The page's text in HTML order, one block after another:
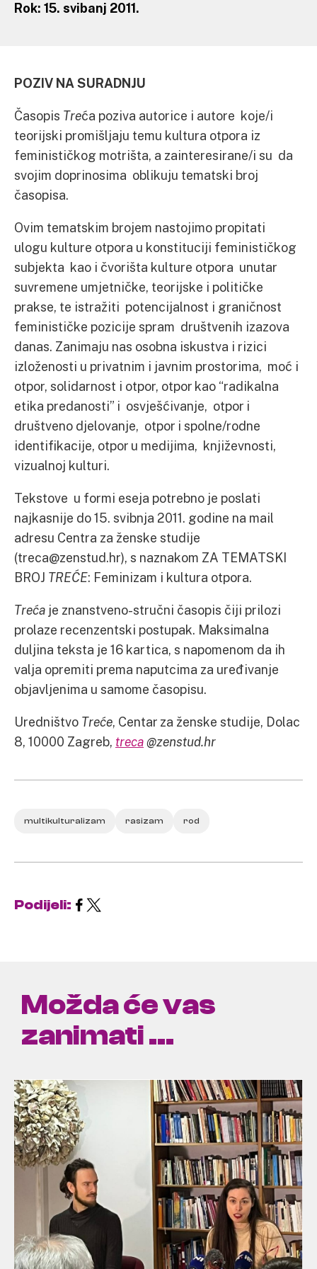
Rok: 15. svibanj 2011.
POZIV NA SURADNJU
Časopis Treća poziva autorice i autore koje/i
teorijski promišljaju temu kultura otpora iz
feminističkog motrišta, a zainteresirane/i su da
svojim doprinosima oblikuju tematski broj
časopisa.
Ovim tematskim brojem nastojimo propitati
ulogu kulture otpora u konstituciji feminističkog
subjekta kao i čvorišta kulture otpora unutar
suvremene umjetničke, teorijske i političke
prakse, te istražiti potencijalnost i graničnost
feminističke pozicije spram društvenih izazova
danas. Zanimaju nas osobna iskustva i rizici
izloženosti u privatnim i javnim prostorima, moć i
otpor, solidarnost i otpor, otpor kao “radikalna
etika predanosti” i osvješćivanje, otpor i
društveno djelovanje, otpor i spolne/rodne
identifikacije, otpor u medijima, književnosti,
vizualnoj kulturi.
Tekstove u formi eseja potrebno je poslati
najkasnije do 15. svibnja 2011. godine na mail
adresu Centra za ženske studije
(treca@zenstud.hr), s naznakom ZA TEMATSKI
BROJ TREĆE: Feminizam i kultura otpora.
Treća je znanstveno-stručni časopis čiji prilozi
prolaze recenzentski postupak. Maksimalna
duljina teksta je 16 kartica, s napomenom da ih
valja opremiti prema naputcima za uređivanje
objavljenima u samome časopisu.
Uredništvo Treće, Centar za ženske studije, Dolac
8, 10000 Zagreb, treca@zenstud.hr
multikulturalizam rasizam rod
Podijeli:
Možda će vas
zanimati ...